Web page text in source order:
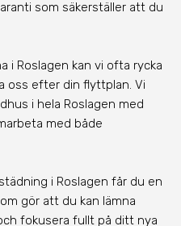
som säkerställer att du
i Roslagen kan vi ofta rycka
oss efter din flyttplan. Vi
i hela Roslagen med
med både
i Roslagen får du en
gör att du kan lämna
fokusera fullt på ditt nya